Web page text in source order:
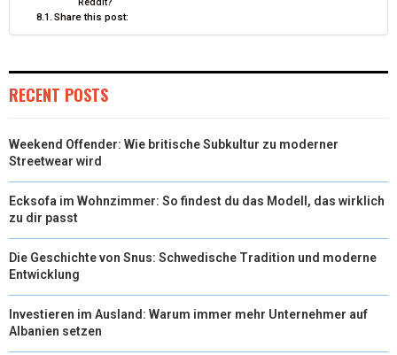
Share this post:
RECENT POSTS
Weekend Offender: Wie britische Subkultur zu moderner
Streetwear wird
Ecksofa im Wohnzimmer: So findest du das Modell, das wirklich
zu dir passt
Die Geschichte von Snus: Schwedische Tradition und moderne
Entwicklung
Investieren im Ausland: Warum immer mehr Unternehmer auf
Albanien setzen